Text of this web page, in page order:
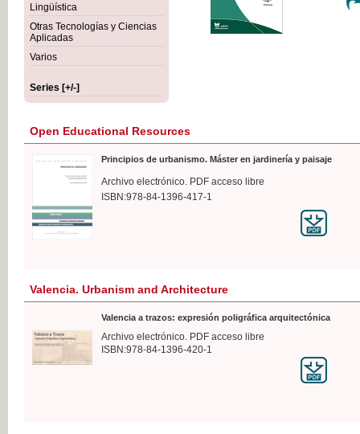
Lingüística
Otras Tecnologías y Ciencias
Aplicadas
Varios
Series [+/-]
Open Educational Resources
Principios de urbanismo. Máster en jardinería y paisaje
Archivo electrónico. PDF acceso libre
ISBN:978-84-1396-417-1
Valencia. Urbanism and Architecture
Valencia a trazos: expresión poligráfica arquitectónica
Archivo electrónico. PDF acceso libre
ISBN:978-84-1396-420-1